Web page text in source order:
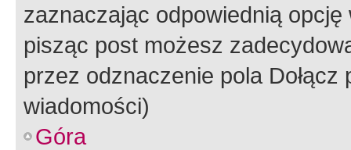
zaznaczając odpowiednią
pisząc post możesz
przez odznaczenie pola
wiadomości)
Góra